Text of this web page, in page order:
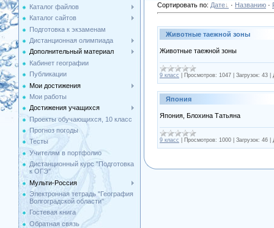
Каталог файлов
Каталог сайтов
Подготовка к экзаменам
Дистанционная олимпиада
Дополнительный материал
Кабинет географии
Публикации
Мои достижения
Мои работы
Достижения учащихся
Проекты обучающихся, 10 класс
Прогноз погоды
Тесты
Учителям в портфолио
Дистанционный курс "Подготовка
к ОГЭ"
Мульти-Россия
Электронная тетрадь "География
Волгоградской области"
Гостевая книга
Обратная связь
Сортировать по: Дате · Названию ·
Животные таежной зоны
Животные таежной зоны
9 класс Просмотров: 1047 Загрузок: 43
Япония
Япония, Блохина Татьяна
9 класс Просмотров: 1000 Загрузок: 46